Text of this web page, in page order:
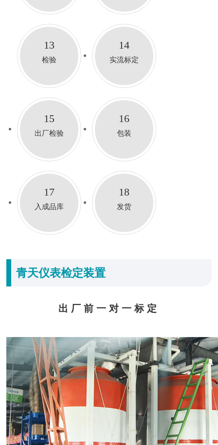
13
检验
14
实流标定
15
出厂检验
16
包装
17
入成品库
18
发货
青天仪表检定装置
出厂前一对一标定